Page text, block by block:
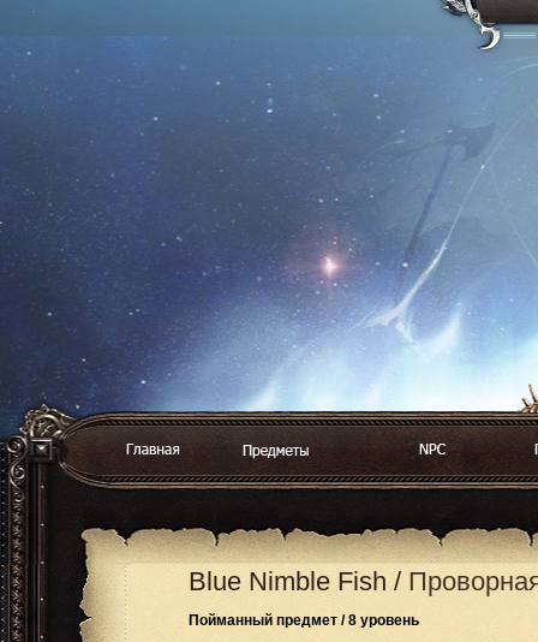
Blue Nimble Fish /
Пойманный предмет / 8 уровень